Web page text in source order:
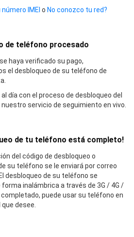
IMEI o No conozco tu red?
de teléfono procesado
haya verificado su pago,
el desbloqueo de su teléfono de
día con el proceso de desbloqueo del
servicio de seguimiento en vivo.
de tu teléfono está completo!
del código de desbloqueo o
su teléfono se le enviará por correo
desbloqueo de su teléfono se
inalámbrica a través de 3G / 4G /
completado, puede usar su teléfono en
desee.